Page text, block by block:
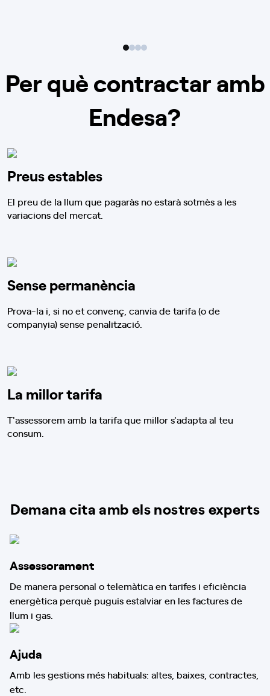
Per què contractar amb
Endesa?
Preus estables
El preu de la llum que pagaràs no estarà sotmès a les
variacions del mercat.
Sense permanència
Prova-la i, si no et convenç, canvia de tarifa (o de
companyia) sense penalització.
La millor tarifa
T'assessorem amb la tarifa que millor s'adapta al teu
consum.
Demana cita amb els nostres experts
Assessorament
De manera personal o telemàtica en tarifes i eficiència
energètica perquè puguis estalviar en les factures de
llum i gas.
Ajuda
Amb les gestions més habituals: altes, baixes, contractes,
etc.